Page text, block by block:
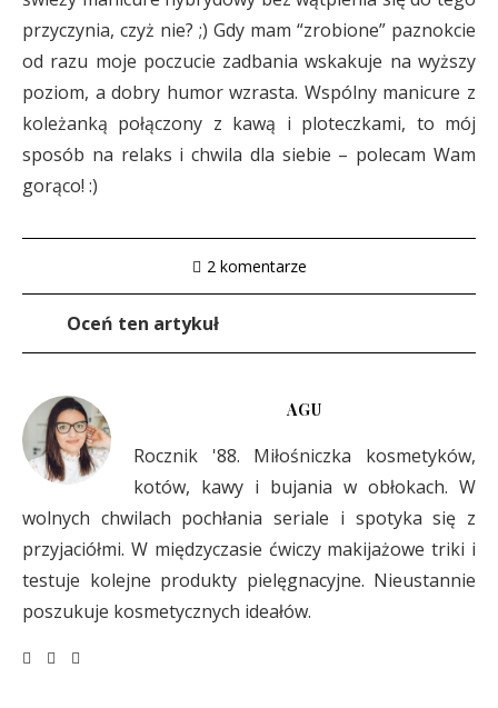
przyczynia, czyż nie? ;) Gdy mam “zrobione” paznokcie
od razu moje poczucie zadbania wskakuje na wyższy
poziom, a dobry humor wzrasta. Wspólny manicure z
koleżanką połączony z kawą i ploteczkami, to mój
sposób na relaks i chwila dla siebie – polecam Wam
gorąco! :)
2 komentarze
Oceń ten artykuł
AGU
Rocznik '88. Miłośniczka kosmetyków,
kotów, kawy i bujania w obłokach. W
wolnych chwilach pochłania seriale i spotyka się z
przyjaciółmi. W międzyczasie ćwiczy makijażowe triki i
testuje kolejne produkty pielęgnacyjne. Nieustannie
poszukuje kosmetycznych ideałów.